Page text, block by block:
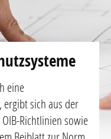
eine
sich aus der
Richtlinien sowie